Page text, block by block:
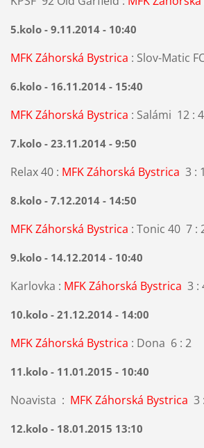
5.kolo - 9.11.2014 - 10:40
MFK Záhorská Bystrica : Slov-Matic
6.kolo - 16.11.2014 - 15:40
MFK Záhorská Bystrica : Salámi 12 : 4
7.kolo - 23.11.2014 - 9:50
Relax 40 : MFK Záhorská Bystrica 3 :
8.kolo - 7.12.2014 - 14:50
MFK Záhorská Bystrica : Tonic 40 7 :
9.kolo - 14.12.2014 - 10:40
Karlovka : MFK Záhorská Bystrica 3 :
10.kolo - 21.12.2014 - 14:00
MFK Záhorská Bystrica : Dona 6 : 2
11.kolo - 11.01.2015 - 10:40
Noavista : MFK Záhorská Bystrica 3
12.kolo - 18.01.2015 13:10